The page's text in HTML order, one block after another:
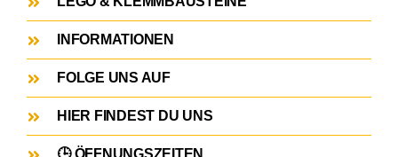
INFORMATIONEN
FOLGE UNS AUF
HIER FINDEST DU UNS